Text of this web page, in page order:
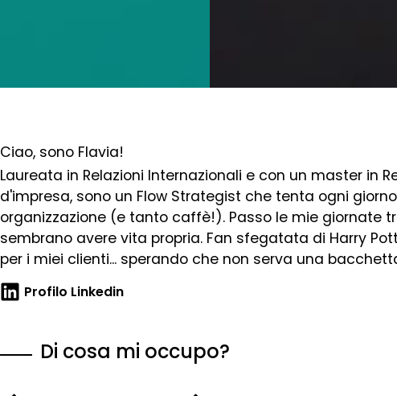
Ciao, sono Flavia!
Laureata in Relazioni Internazionali e con un master in
d'impresa, sono un Flow Strategist che tenta ogni
organizzazione (e tanto caffè!). Passo le mie giornate
sembrano avere vita propria. Fan sfegatata di Harry
per i miei clienti... sperando che non serva una
Profilo Linkedin
Di cosa mi occupo?